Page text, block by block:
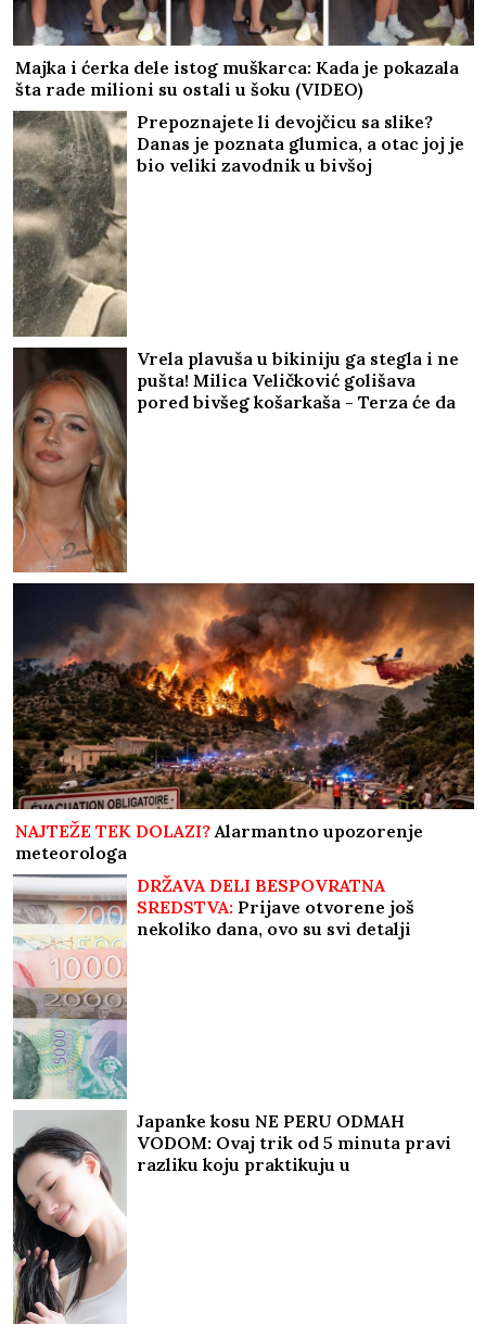
Majka i ćerka dele istog muškarca: Kada je pokazala
šta rade milioni su ostali u šoku (VIDEO)
Prepoznajete li devojčicu sa slike?
Danas je poznata glumica, a otac joj je
bio veliki zavodnik u bivšoj
Vrela plavuša u bikiniju ga stegla i ne
pušta! Milica Veličković golišava
pored bivšeg košarkaša - Terza će da
NAJTEŽE TEK DOLAZI?Alarmantno upozorenje
meteorologa
DRŽAVA DELI BESPOVRATNA
SREDSTVA: Prijave otvorene još
nekoliko dana, ovo su svi detalji
Japanke kosu NE PERU ODMAH
VODOM: Ovaj trik od 5 minuta pravi
razliku koju praktikuju u